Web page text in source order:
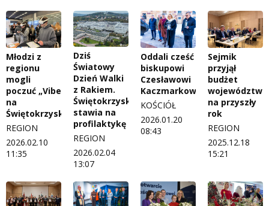
Młodzi z
regionu
mogli
poczuć „Vibe
na
Świętokrzyskie”
REGION
2026.02.10
11:35
Dziś
Światowy
Dzień Walki
z Rakiem.
Świętokrzyskie
stawia na
profilaktykę
REGION
2026.02.04
13:07
Oddali cześć
biskupowi
Czesławowi
Kaczmarkowi
KOŚCIÓŁ
2026.01.20
08:43
Sejmik
przyjął
budżet
województwa
na przyszły
rok
REGION
2025.12.18
15:21